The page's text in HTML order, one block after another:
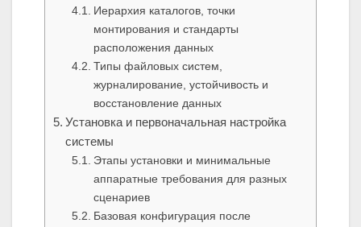
Иерархия каталогов, точки
монтирования и стандарты
расположения данных
Типы файловых систем,
журналирование, устойчивость и
восстановление данных
Установка и первоначальная настройка
системы
Этапы установки и минимальные
аппаратные требования для разных
сценариев
Базовая конфигурация после